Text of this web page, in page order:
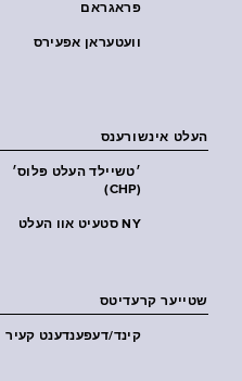
פראגראם
וועטעראן אפעירס
העלט אינשורענס
׳טשיילד העלט פּלוס׳
(CHP)
NY סטעיט אוו העלט
שטייער קרעדיטס
קינד/דעפענדענט קעיר